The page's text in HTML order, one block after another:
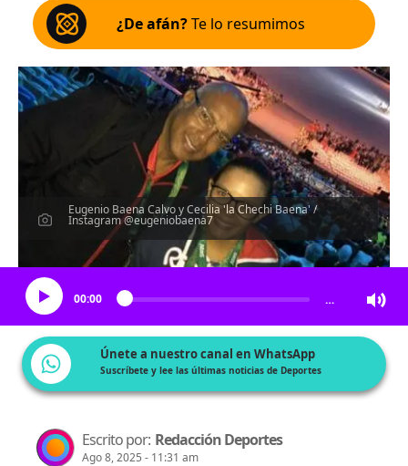
¿De afán?Te lo resumimos
Eugenio Baena Calvo y Cecilia 'la Chechi Baena' /
Instagram @eugeniobaena7
Escucha el artículo
00:00 …
Únete a nuestro canal en WhatsApp
Suscríbete y lee las últimas noticias de Deportes
Escrito por: Redacción Deportes
Ago 8, 2025 - 11:31 am